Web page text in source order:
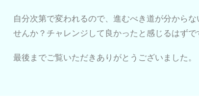
自分次第で変われるので、進むべき道が分から
せんか？チャレンジして良かったと感じるはずで
最後までご覧いただきありがとうございました。